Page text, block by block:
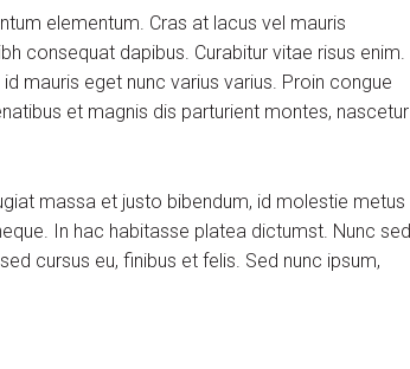
elementum. Cras at lacus vel mauris
consequat dapibus. Curabitur vitae risus enim.
mauris eget nunc varius varius. Proin congue
et magnis dis parturient montes, nascetur
massa et justo bibendum, id molestie metus
In hac habitasse platea dictumst. Nunc sed
cursus eu, finibus et felis. Sed nunc ipsum,